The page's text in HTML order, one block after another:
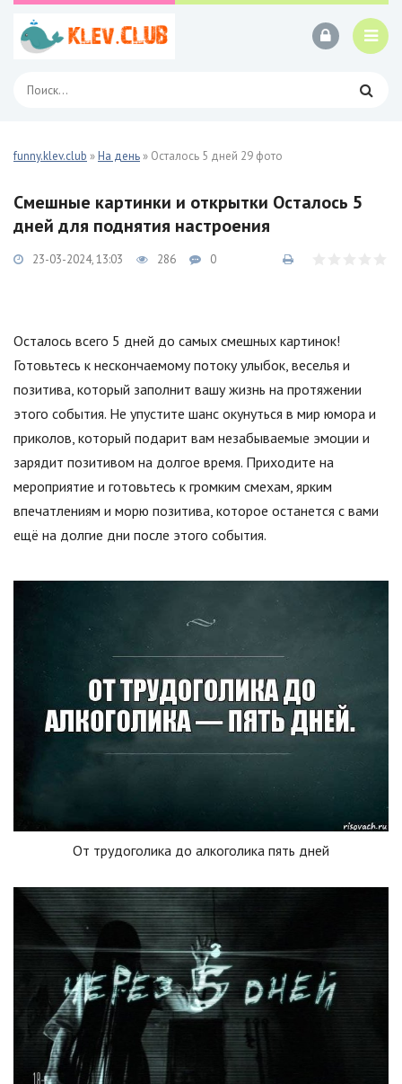
funny.klev.club »На день » Осталось 5 дней 29 фото
Смешные картинки и открытки Осталось 5
дней для поднятия настроения
23-03-2024, 13:03 286 0
Осталось всего 5 дней до самых смешных картинок!
Готовьтесь к нескончаемому потоку улыбок, веселья и
позитива, который заполнит вашу жизнь на протяжении
этого события. Не упустите шанс окунуться в мир юмора и
приколов, который подарит вам незабываемые эмоции и
зарядит позитивом на долгое время. Приходите на
мероприятие и готовьтесь к громким смехам, ярким
впечатлениям и морю позитива, которое останется с вами
ещё на долгие дни после этого события.
От трудоголика до алкоголика пять дней